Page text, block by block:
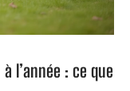
l’année : ce que